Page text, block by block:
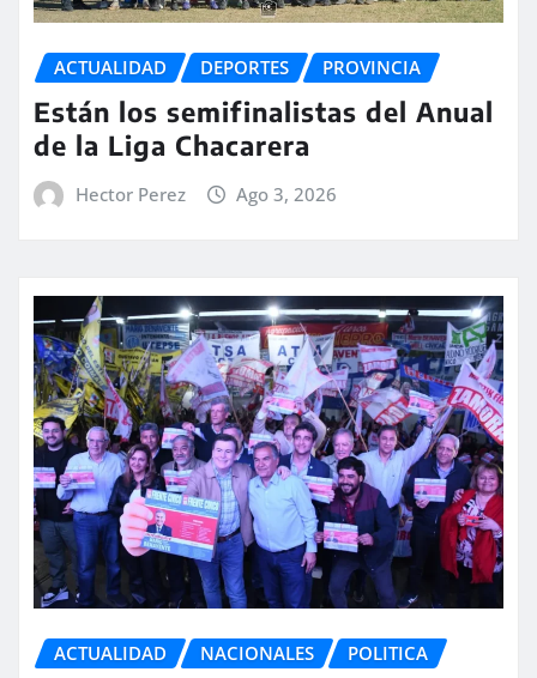
ACTUALIDAD DEPORTES PROVINCIA
Están los semifinalistas del Anual
de la Liga Chacarera
Hector Perez Ago 3, 2026
ACTUALIDAD NACIONALES POLITICA